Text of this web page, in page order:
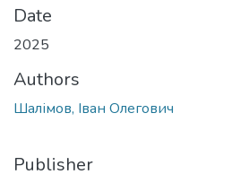
Date
2025
Authors
Шалімов, Іван Олегович
Publisher